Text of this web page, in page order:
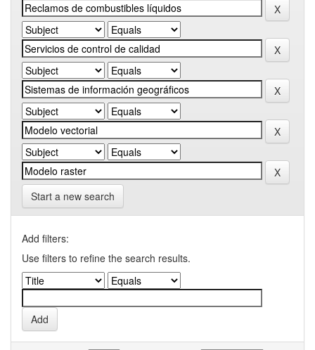
Start a new search
Add filters:
Use filters to refine the search results.